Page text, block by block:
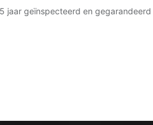
jaar geïnspecteerd en gegarandeerd